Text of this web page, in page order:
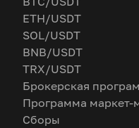
ETH/USDT
SOL/USDT
BNB/USDT
TRX/USDT
Брокерская
Программа маркет-
Сборы